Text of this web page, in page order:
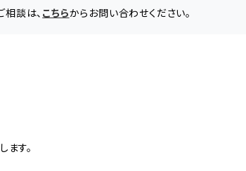
談は、 こちらからお問い合わせください。
す。